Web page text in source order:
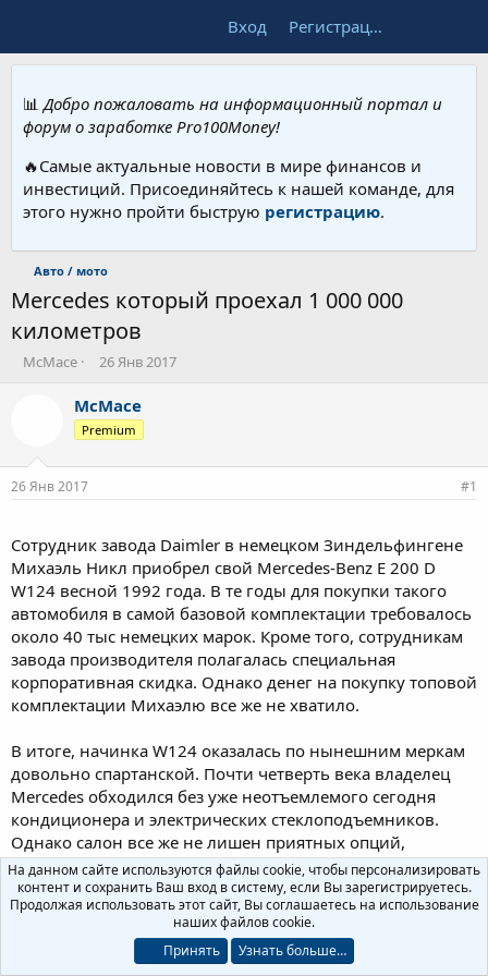
Вход Регистрация
📊 Добро пожаловать на информационный портал и
форум о заработке Pro100Money!
🔥Самые актуальные новости в мире финансов и
инвестиций. Присоединяйтесь к нашей команде, для
этого нужно пройти быструю регистрацию.
Авто / мото
Mercedes который проехал 1 000 000
километров
А
е
м
McMace
Д
т
а
н
26 Янв 2017
McMace
Premium
26 Янв 2017 #1
Сотрудник завода Daimler в немецком Зиндельфингене
Михаэль Никл приобрел свой Mercedes-Benz E 200 D
W124 весной 1992 года. В те годы для покупки такого
автомобиля в самой базовой комплектации требовалось
около 40 тыс немецких марок. Кроме того, сотрудникам
завода производителя полагалась специальная
корпоративная скидка. Однако денег на покупку топовой
комплектации Михаэлю все же не хватило.
В итоге, начинка W124 оказалась по нынешним меркам
довольно спартанской. Почти четверть века владелец
Mercedes обходился без уже неотъемлемого сегодня
кондиционера и электрических стеклоподъемников.
Однако салон все же не лишен приятных опций,
например, в крышу вмонтирован люк с
электроприводом.
Под капотом разменявшего 1 миллион километров E 200
На данном сайте используются файлы cookie, чтобы персонализировать
контент и сохранить Ваш вход в систему, если Вы зарегистрируетесь.
Продолжая использовать этот сайт, Вы соглашаетесь на использование
наших файлов cookie.
Принять
Узнать больше…